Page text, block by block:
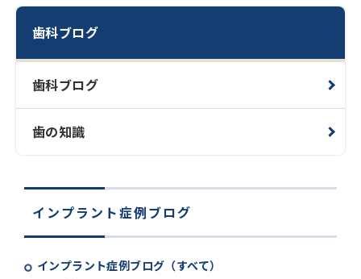
歯科ブログ
歯科ブログ
歯の知識
インプラント症例ブログ
インプラント症例ブログ（すべて）